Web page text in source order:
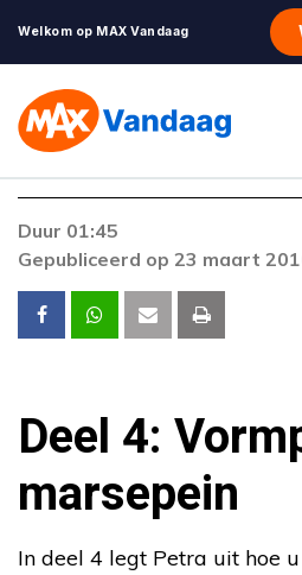
Welkom op MAX Vandaag
Duur 01:45
Gepubliceerd op 23 maart
Deel 4:
marsepein
In deel 4 legt Petra uit hoe